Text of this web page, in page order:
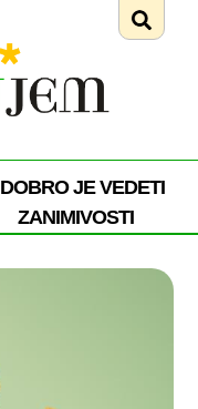
DOBRO JE VEDETI
ZANIMIVOSTI